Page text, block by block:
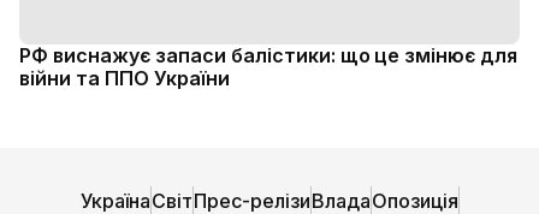
РФ виснажує запаси балістики: що це змінює для
війни та ППО України
УкраїнаСвітПрес-релізиВладаОпозиція